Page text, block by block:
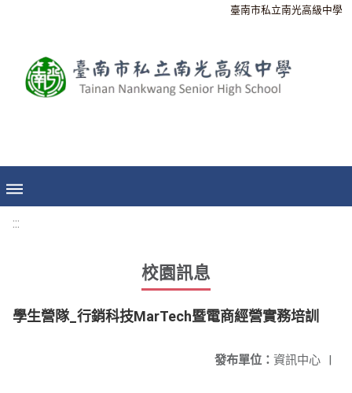
臺南市私立南光高級中學
:::
校園訊息
學生營隊_行銷科技MarTech暨電商經營實務培訓
發布單位： 資訊中心 |